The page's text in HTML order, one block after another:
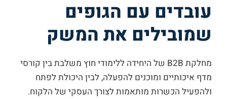
עובדים עם הגופים
שמובילים את המשק
מחלקת B2B של היחידה ללימודי חוץ משלבת בין קורסי
מדף איכותיים ומוכנים להפעלה, לבין היכולת לפתח
ולהפעיל הכשרות מותאמות לצורך העסקי של הלקוח.